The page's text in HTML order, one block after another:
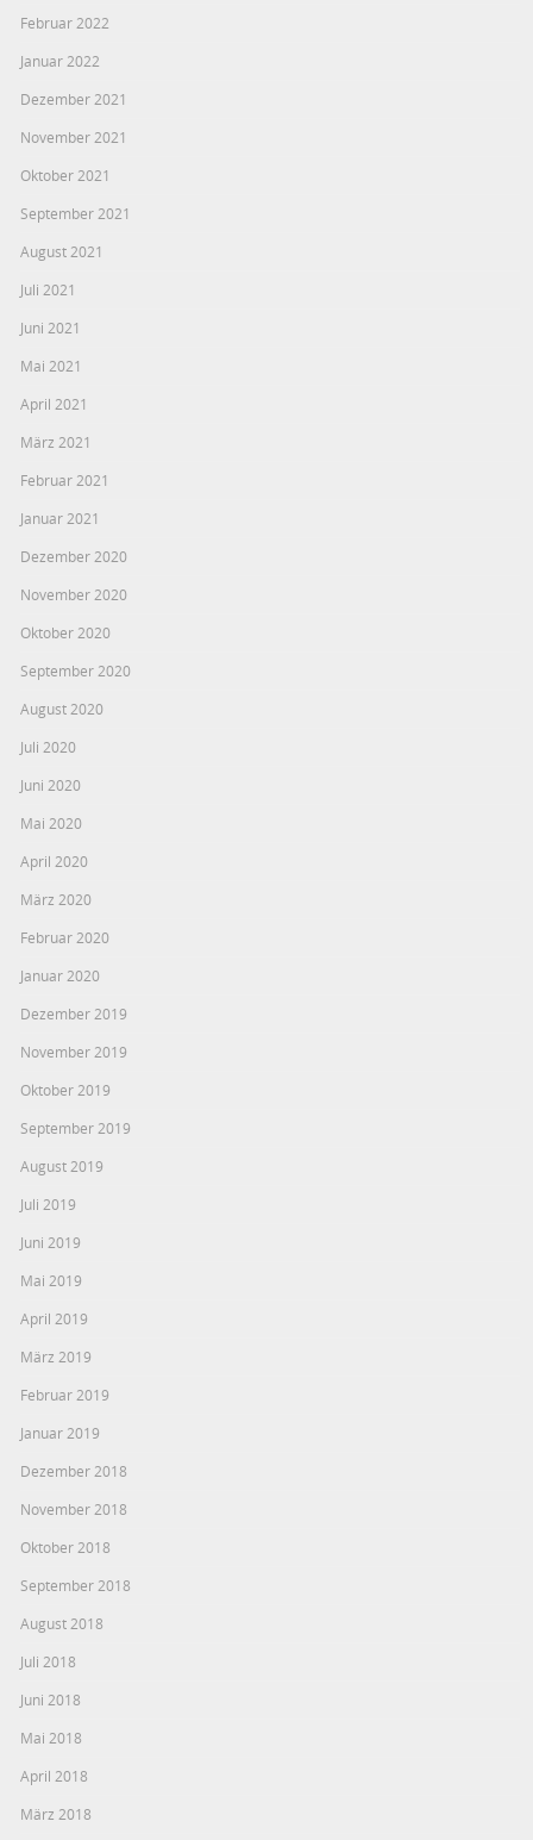
Februar 2022
Januar 2022
Dezember 2021
November 2021
Oktober 2021
September 2021
August 2021
Juli 2021
Juni 2021
Mai 2021
April 2021
März 2021
Februar 2021
Januar 2021
Dezember 2020
November 2020
Oktober 2020
September 2020
August 2020
Juli 2020
Juni 2020
Mai 2020
April 2020
März 2020
Februar 2020
Januar 2020
Dezember 2019
November 2019
Oktober 2019
September 2019
August 2019
Juli 2019
Juni 2019
Mai 2019
April 2019
März 2019
Februar 2019
Januar 2019
Dezember 2018
November 2018
Oktober 2018
September 2018
August 2018
Juli 2018
Juni 2018
Mai 2018
April 2018
März 2018